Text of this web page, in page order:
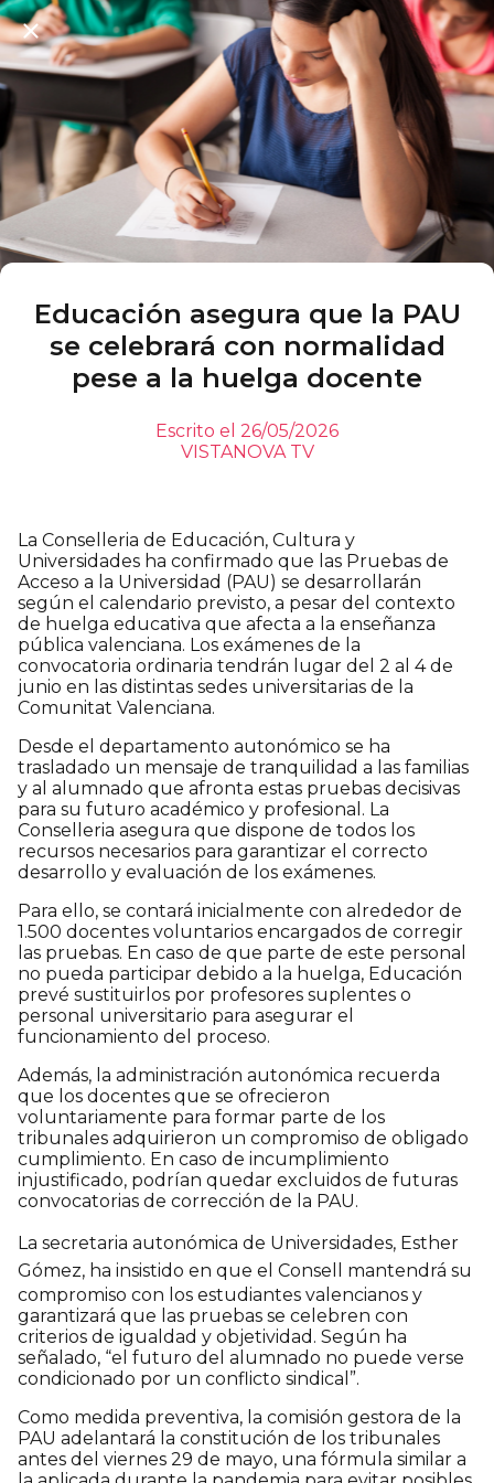
Educación asegura que la PAU
se celebrará con normalidad
pese a la huelga docente
Escrito el 26/05/2026
VISTANOVA TV
La Conselleria de Educación, Cultura y
Universidades ha confirmado que las Pruebas de
Acceso a la Universidad (PAU) se desarrollarán
según el calendario previsto, a pesar del contexto
de huelga educativa que afecta a la enseñanza
pública valenciana. Los exámenes de la
convocatoria ordinaria tendrán lugar del 2 al 4 de
junio en las distintas sedes universitarias de la
Comunitat Valenciana.
Desde el departamento autonómico se ha
trasladado un mensaje de tranquilidad a las familias
y al alumnado que afronta estas pruebas decisivas
para su futuro académico y profesional. La
Conselleria asegura que dispone de todos los
recursos necesarios para garantizar el correcto
desarrollo y evaluación de los exámenes.
Para ello, se contará inicialmente con alrededor de
1.500 docentes voluntarios encargados de corregir
las pruebas. En caso de que parte de este personal
no pueda participar debido a la huelga, Educación
prevé sustituirlos por profesores suplentes o
personal universitario para asegurar el
funcionamiento del proceso.
Además, la administración autonómica recuerda
que los docentes que se ofrecieron
voluntariamente para formar parte de los
tribunales adquirieron un compromiso de obligado
cumplimiento. En caso de incumplimiento
injustificado, podrían quedar excluidos de futuras
convocatorias de corrección de la PAU.
La secretaria autonómica de Universidades, Esther
Gómez, ha insistido en que el Consell mantendrá su
compromiso con los estudiantes valencianos y
garantizará que las pruebas se celebren con
criterios de igualdad y objetividad. Según ha
señalado, “el futuro del alumnado no puede verse
condicionado por un conflicto sindical”.
Como medida preventiva, la comisión gestora de la
PAU adelantará la constitución de los tribunales
antes del viernes 29 de mayo, una fórmula similar a